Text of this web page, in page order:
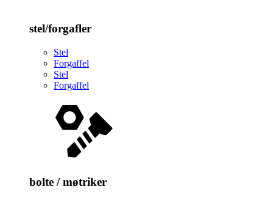
stel/forgafler
Stel
Forgaffel
Stel
Forgaffel
bolte / møtriker